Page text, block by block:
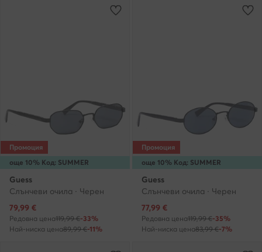
още 10% Код: SUMMER
Промоция
Guess
Слънчеви очила · Черен
Актуална цена
79,99 €
Редовна цена119,99 €-33%
Най-ниска цена89,99 €-11%
още 10% Код: SUMMER
Промоция
Guess
Слънчеви очила · Черен
Актуална цена
77,99 €
Редовна цена119,99 €-35%
Най-ниска цена83,99 €-7%